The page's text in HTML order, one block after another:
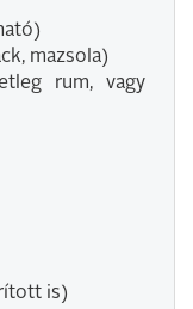
mazsola)
rum, vagy
is)